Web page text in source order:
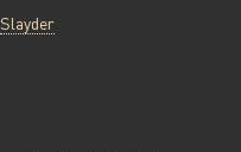
Slayder